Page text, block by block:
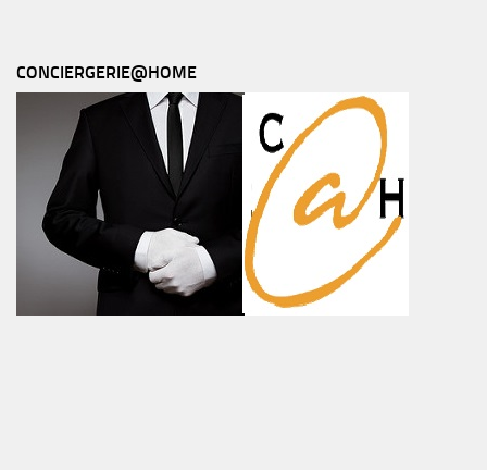
CONCIERGERIE@HOME